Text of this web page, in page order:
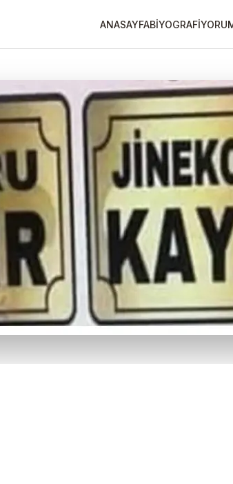
ANASAYFABİYOGRAFİ